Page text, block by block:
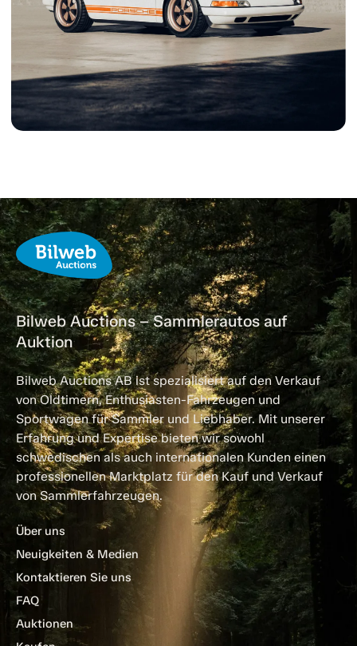
Bilweb Auctions – Sammlerautos auf
Auktion
Bilweb Auctions AB ist spezialisiert auf den Verkauf
von Oldtimern, Enthusiasten-Fahrzeugen und
Sportwagen für Sammler und Liebhaber. Mit unserer
Erfahrung und Expertise bieten wir sowohl
schwedischen als auch internationalen Kunden einen
professionellen Marktplatz für den Kauf und Verkauf
von Sammlerfahrzeugen.
Über uns
Neuigkeiten & Medien
Kontaktieren Sie uns
FAQ
Auktionen